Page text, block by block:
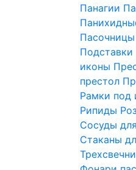
Панагии
Пасочницы
Подставки
иконы
престол
Рамки под
Рипиды
Сосуды
Стаканы